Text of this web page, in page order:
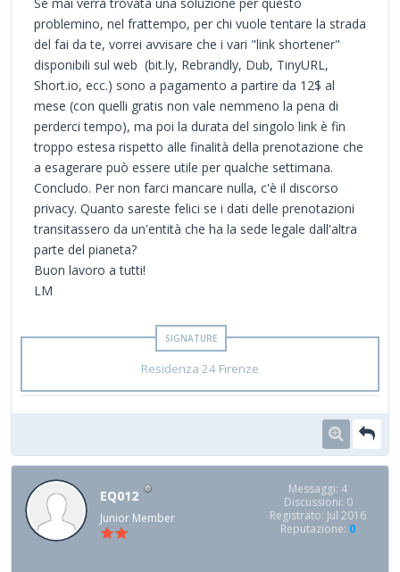
problemino, nel frattempo, per chi vuole tentare la strada
del fai da te, vorrei avvisare che i vari "link shortener"
disponibili sul web (bit.ly, Rebrandly, Dub, TinyURL,
Short.io, ecc.) sono a pagamento a partire da 12$ al
mese (con quelli gratis non vale nemmeno la pena di
perderci tempo), ma poi la durata del singolo link è fin
troppo estesa rispetto alle finalità della prenotazione che
a esagerare può essere utile per qualche settimana.
Concludo. Per non farci mancare nulla, c'è il discorso
privacy. Quanto sareste felici se i dati delle prenotazioni
transitassero da un'entità che ha la sede legale dall'altra
parte del pianeta?
Buon lavoro a tutti!
LM
Residenza 24 Firenze
EQ012
Junior Member
Messaggi: 4
Discussioni: 0
Registrato: Jul 2016
Reputazione: 0